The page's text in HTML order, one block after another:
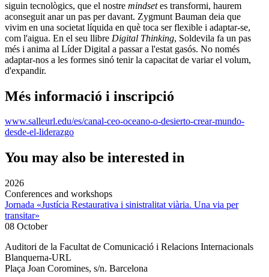
siguin tecnològics, que el nostre mindsetes transformi, haurem
aconseguit anar un pas per davant. Zygmunt Bauman deia que
vivim en una societat líquida en què toca ser flexible i adaptar-se,
com l'aigua. En el seu llibre Digital Thinking, Soldevila fa un pas
més i anima al Líder Digital a passar a l'estat gasós. No només
adaptar-nos a les formes sinó tenir la capacitat de variar el volum,
d'expandir.
Més informació i inscripció
www.salleurl.edu/es/canal-ceo-oceano-o-desierto-crear-mundo-
desde-el-liderazgo
You may also be interested in
2026
Conferences and workshops
Jornada «Justícia Restaurativa i sinistralitat viària. Una via per
transitar»
08 October
Auditori de la Facultat de Comunicació i Relacions Internacionals
Blanquerna-URL
Plaça Joan Coromines, s/n. Barcelona